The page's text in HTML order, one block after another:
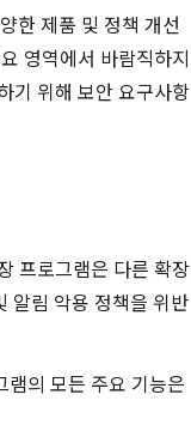
한 제품 및 정책 개선
영역에서 바람직하지
기 위해 보안 요구사항
프로그램은 다른 확장
알림 악용 정책을 위반
램의 모든 주요 기능은